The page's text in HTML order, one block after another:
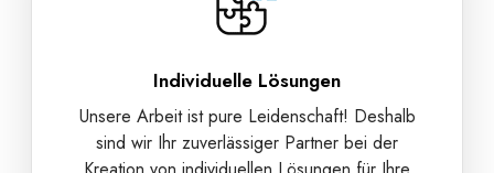
Individuelle Lösungen
Unsere Arbeit ist pure Leidenschaft! Deshalb
sind wir Ihr zuverlässiger Partner bei der